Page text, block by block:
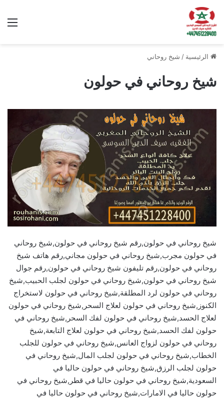
الرئيسية / شيخ روحاني
شيخ روحاني في حولون
شيخ روحاني في حولون,رقم شيخ روحاني في حولون,شيخ روحاني
في حولون مجرب,شيخ روحاني في حولون مجاني,رقم هاتف شيخ
روحاني في حولون,رقم تليفون شيخ روحاني في حولون,رقم جوال
شيخ روحاني في حولون,شيخ روحاني في حولون لجلب الحبيب,شيخ
روحاني في حولون لرد المطلقة,شيخ روحاني في حولون لاستخراج
الكنوز,شيخ روحاني في حولون لعلاج السحر,شيخ روحاني في حولون
لعلاج الحسد,شيخ روحاني في حولون لفك السحر,شيخ روحاني في
حولون لفك الحسد,شيخ روحاني في حولون لعلاج التابعة,شيخ
روحاني في حولون لزواج العانس,شيخ روحاني في حولون للجلب
الخطاب,شيخ روحاني في حولون لجلب المال,شيخ روحاني في
حولون لجلب الرزق,شيخ روحاني في حولون حاليا في
السعودية,شيخ روحاني في حولون حاليا في قطر,شيخ روحاني في
حولون حاليا في الامارات,شيخ روحاني في حولون حاليا في